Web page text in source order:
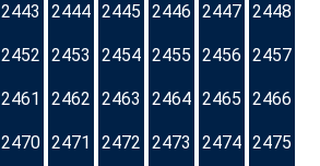
2443 2444 2445 2446 2447 2448
2452 2453 2454 2455 2456 2457
2461 2462 2463 2464 2465 2466
2470 2471 2472 2473 2474 2475